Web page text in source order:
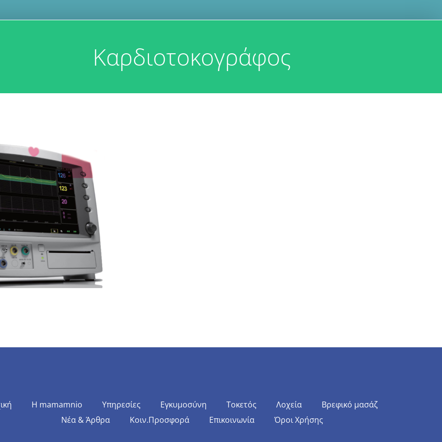
Καρδιοτοκογράφος
Η mamamnio Υπηρεσίες Εγκυμοσύνη Τοκετός Λοχεία
Βρεφικό μασάζ
Νέα & Άρθρα
Κοιν.Προσφορά Επικοινωνία Όροι Χρήσης